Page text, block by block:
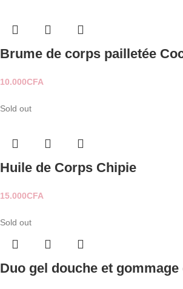
Brume de corps pailletée
10.000CFA
Sold out
Huile de Corps Chipie
15.000CFA
Sold out
Duo gel douche et